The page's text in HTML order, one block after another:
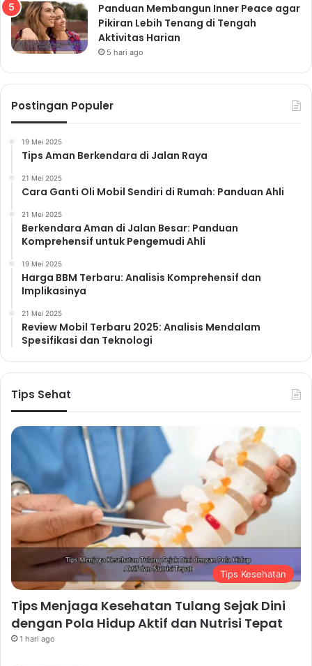
Panduan Membangun Inner Peace agar
Pikiran Lebih Tenang di Tengah
Aktivitas Harian
5 hari ago
Postingan Populer
19 Mei 2025
Tips Aman Berkendara di Jalan Raya
21 Mei 2025
Cara Ganti Oli Mobil Sendiri di Rumah: Panduan Ahli
21 Mei 2025
Berkendara Aman di Jalan Besar: Panduan
Komprehensif untuk Pengemudi Ahli
19 Mei 2025
Harga BBM Terbaru: Analisis Komprehensif dan
Implikasinya
21 Mei 2025
Review Mobil Terbaru 2025: Analisis Mendalam
Spesifikasi dan Teknologi
Tips Sehat
Tips Kesehatan
Tips Menjaga Kesehatan Tulang Sejak Dini
dengan Pola Hidup Aktif dan Nutrisi Tepat
1 hari ago